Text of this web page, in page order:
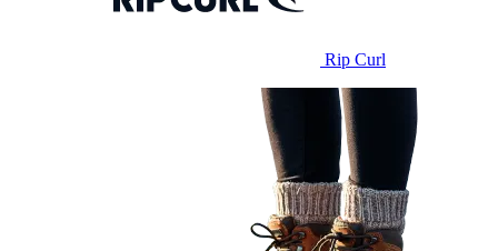
Rip Curl